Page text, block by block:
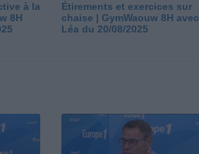
à la
8H
Étirements et exercices sur
chaise | GymWaouw 8H avec
Léa du 20/08/2025